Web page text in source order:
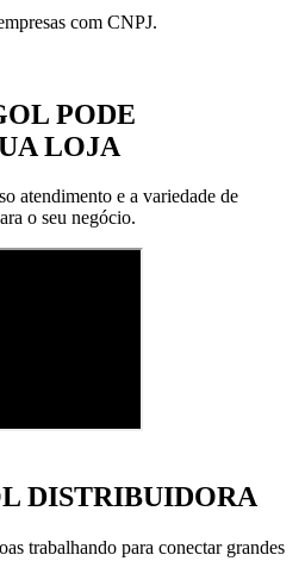
com CNPJ.
PODE
LOJA
atendimento e a variedade de
o seu negócio.
DISTRIBUIDORA
trabalhando para conectar grandes